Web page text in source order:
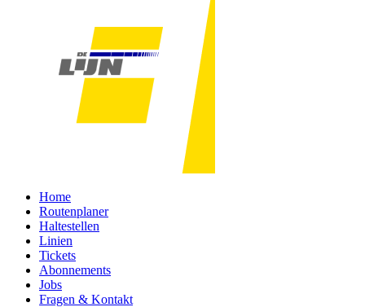
Home
Routenplaner
Haltestellen
Linien
Tickets
Abonnements
Jobs
Fragen & Kontakt